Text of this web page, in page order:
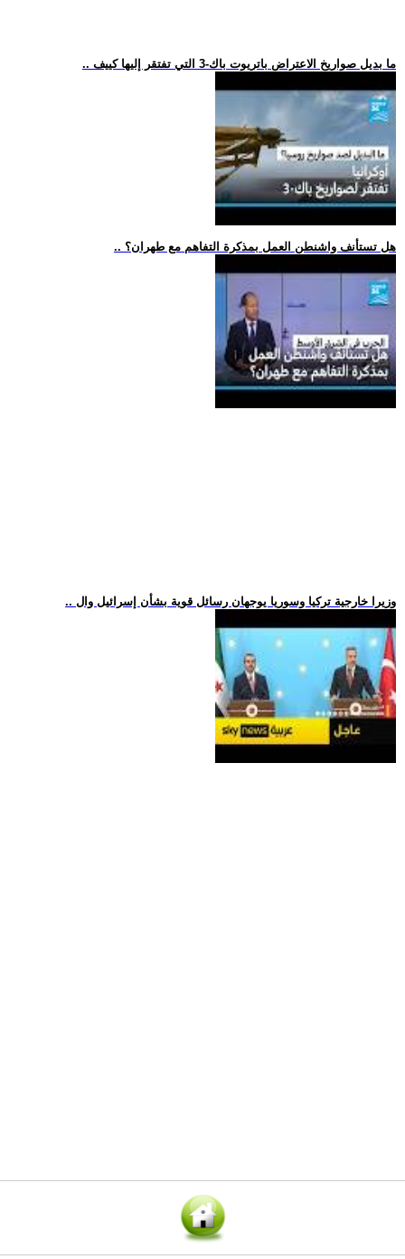
.. ما بديل صواريخ الاعتراض باتريوت باك-3 التي تفتقر إليها كييف
.. هل تستأنف واشنطن العمل بمذكرة التفاهم مع طهران؟
.. وزيرا خارجية تركيا وسوريا يوجهان رسائل قوية بشأن إسرائيل وال